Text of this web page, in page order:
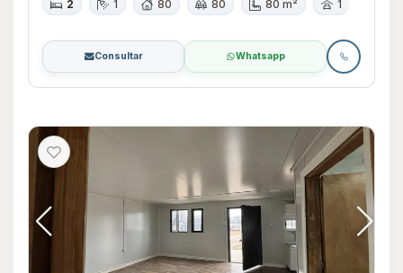
2 1 80 80 80 m² 1
Consultar Whatsapp